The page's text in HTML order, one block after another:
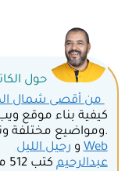
حول الكاتب :
من أقصى شمال
.ومواضيع مختلفة
Webو رحيل الليل
عبدالرحيم كتب 512 مقالة في